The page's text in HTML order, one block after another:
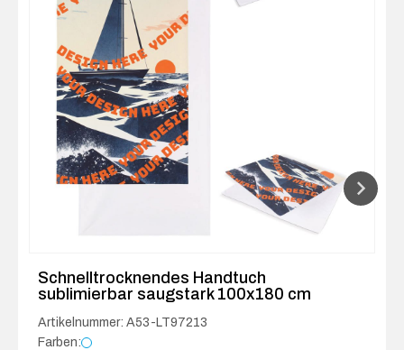
Schnelltrocknendes Handtuch
sublimierbar saugstark 100x180 cm
Artikelnummer: A53-LT97213
Farben: